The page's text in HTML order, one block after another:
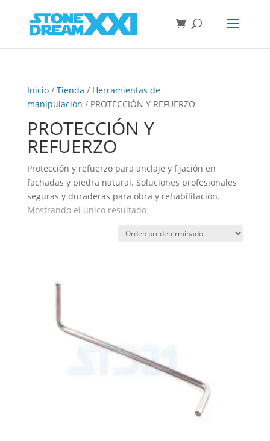
Inicio/ Tienda / Herramientas de
manipulación / PROTECCIÓN Y REFUERZO
PROTECCIÓN Y
REFUERZO
Protección y refuerzo para anclaje y fijación en
fachadas y piedra natural. Soluciones profesionales
seguras y duraderas para obra y rehabilitación.
Mostrando el único resultado